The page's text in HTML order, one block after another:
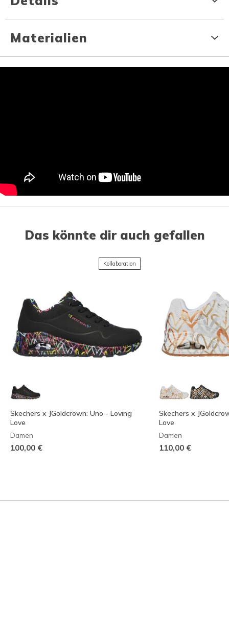
Materialien
Das könnte dir auch gefallen
Kollaboration
Skechers x JGoldcrown: Uno - Loving
Love
Damen
100,00 €
Skechers x
Love
Damen
110,00 €